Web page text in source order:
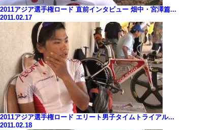
2011アジア選手権ロード 直前インタビュー 畑中・宮澤篇...
2011.02.17
2011アジア選手権ロード エリート男子タイムトライアル...
2011.02.18